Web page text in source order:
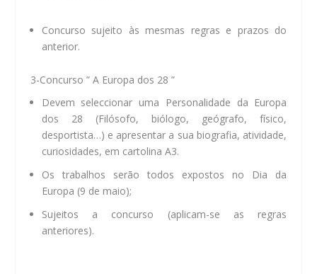
Concurso sujeito às mesmas regras e prazos do
anterior.
3-Concurso ” A Europa dos 28 ”
Devem seleccionar uma Personalidade da Europa
dos 28 (Filósofo, biólogo, geógrafo, físico,
desportista…) e apresentar a sua biografia, atividade,
curiosidades, em cartolina A3.
Os trabalhos serão todos expostos no Dia da
Europa (9 de maio);
Sujeitos a concurso (aplicam-se as regras
anteriores).